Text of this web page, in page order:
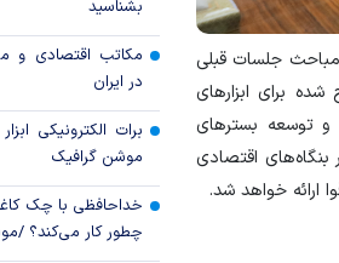
جلسات قبلی
برای ابزارهای
و توسعه بسترهای
اقتصادی
ارائه خواهد شد.
رکود تورمی اقتصاد
ناشی از جنگ ایران
بشناسید
مکاتب اقتصادی و
در ایران
برات الکترونیکی
موشن گرافیک
خداحافظی با چک
چطور کار می‌کند؟ /